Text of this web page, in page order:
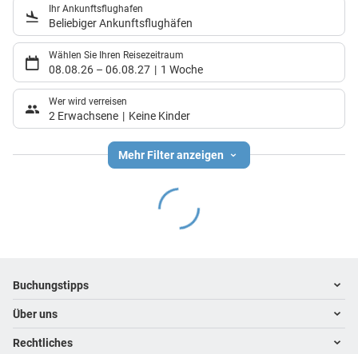
Ihr Ankunftsflughafen
Beliebiger Ankunftsflughäfen
Wählen Sie Ihren Reisezeitraum
08.08.26 – 06.08.27 1 Woche
Wer wird verreisen
2 Erwachsene Keine Kinder
Mehr Filter anzeigen
Footer navigation
Buchungstipps
Warum im Reisebüro buchen
Hoteltipps
Über uns
Kontakt
Rechtliches